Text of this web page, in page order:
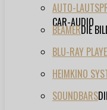
AUTO-
CAR-AUDIO
BEAMERDIE
BLU-RAY
HEIMKINO
SOUNDBARS